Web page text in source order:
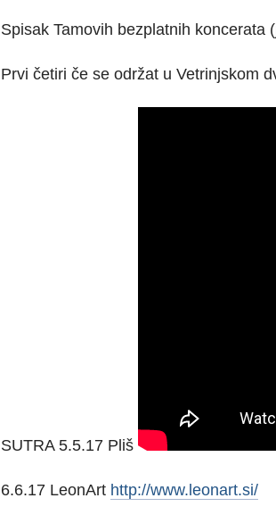
Spisak Tamovih bezplatnih
Prvi četiri če se održat u Vetrinjskom
SUTRA 5.5.17 Pliš
6.6.17 LeonArt http://www.leonart.si/